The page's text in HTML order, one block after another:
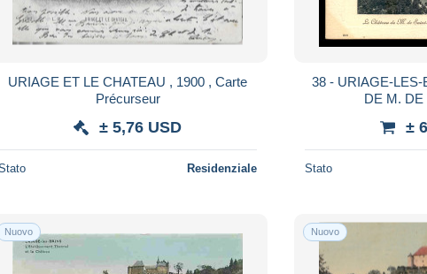
URIAGE ET LE CHATEAU , 1900 , Carte
Précurseur
± 5,76 USD
Residenziale
38 - URIAGE-
DE M. DE
±
Stato
Nuovo Nuovo